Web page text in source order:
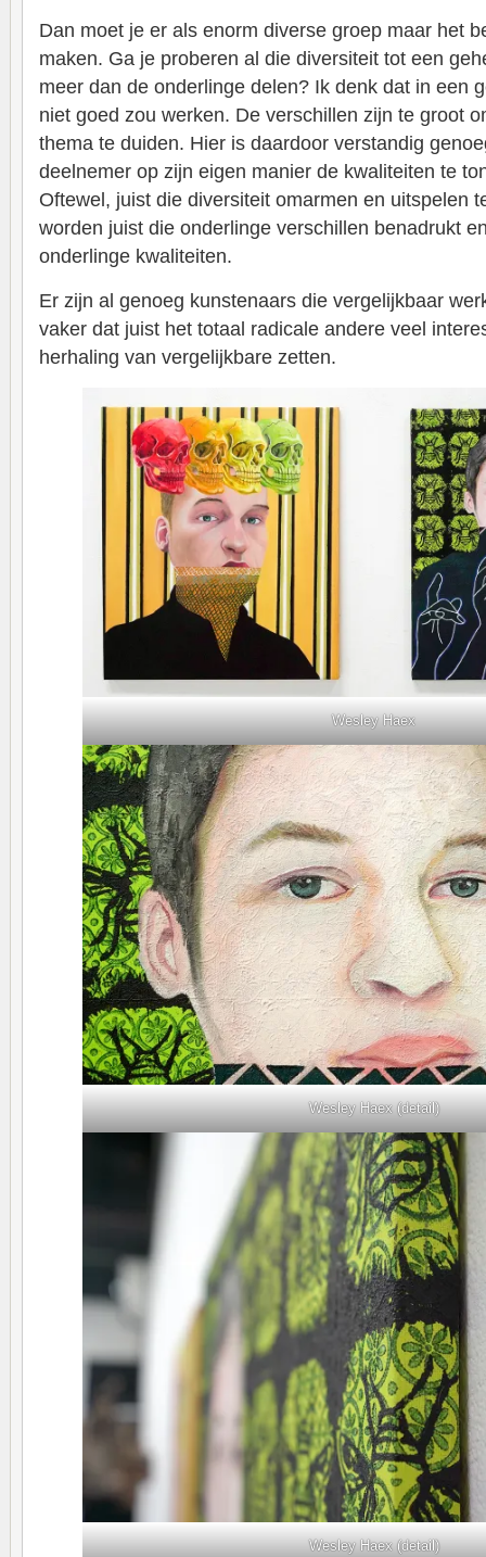
Dan moet je er als enorm diverse groep maar het
maken. Ga je proberen al die diversiteit tot een
meer dan de onderlinge delen? Ik denk dat in een
niet goed zou werken. De verschillen zijn te groot
thema te duiden. Hier is daardoor verstandig
deelnemer op zijn eigen manier de kwaliteiten te
Oftewel, juist die diversiteit omarmen en uitspelen
worden juist die onderlinge verschillen benadrukt
onderlinge kwaliteiten.
Er zijn al genoeg kunstenaars die vergelijkbaar
vaker dat juist het totaal radicale andere veel
herhaling van vergelijkbare zetten.
Wesley Haex
Wesley Haex (detail)
Wesley Haex (detail)